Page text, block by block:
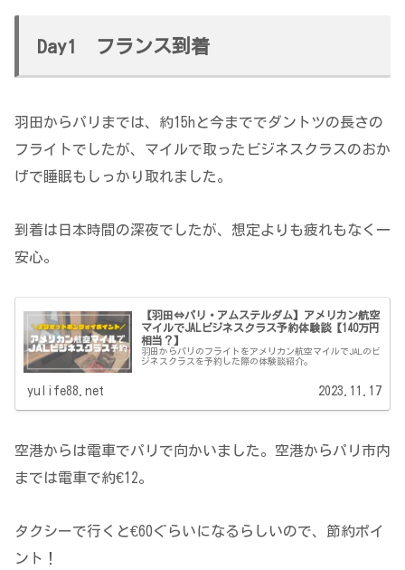
Day1 フランス到着
羽田からパリまでは、約15hと今まででダントツの長さの
フライトでしたが、マイルで取ったビジネスクラスのおか
げで睡眠もしっかり取れました。
到着は日本時間の深夜でしたが、想定よりも疲れもなく一
安心。
【羽田⇔パリ・アムステルダム】アメリカン航空
マイルでJALビジネスクラス予約体験談【140万円
相当？】
羽田からパリのフライトをアメリカン航空マイルでJALのビ
ジネスクラスを予約した際の体験談紹介。
yulife88.net 2023.11.17
空港からは電車でパリで向かいました。空港からパリ市内
までは電車で約€12。
タクシーで行くと€60ぐらいになるらしいので、節約ポイ
ント！